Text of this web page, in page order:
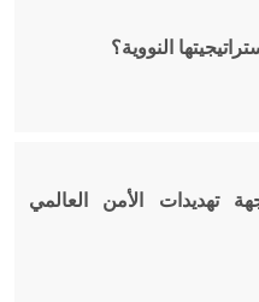
النووية؟
تهديدات الأمن العالمي